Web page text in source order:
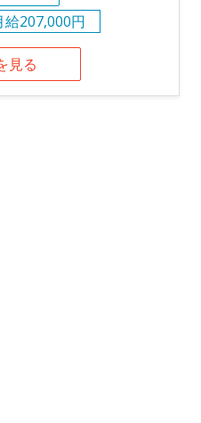
給207,000円
見る